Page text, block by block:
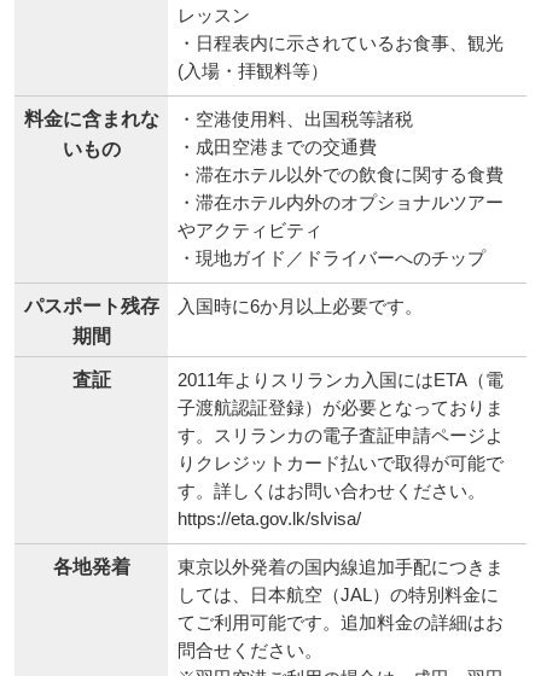
レッスン
・日程表内に示されているお食事、観光
(入場・拝観料等）
料金に含まれな
いもの
・空港使用料、出国税等諸税
・成田空港までの交通費
・滞在ホテル以外での飲食に関する食費
・滞在ホテル内外のオプショナルツアー
やアクティビティ
・現地ガイド／ドライバーへのチップ
パスポート残存
期間
入国時に6か月以上必要です。
査証
2011年よりスリランカ入国にはETA（電
子渡航認証登録）が必要となっておりま
す。スリランカの電子査証申請ページよ
りクレジットカード払いで取得が可能で
す。詳しくはお問い合わせください。
https://eta.gov.lk/slvisa/
各地発着
東京以外発着の国内線追加手配につきま
しては、日本航空（JAL）の特別料金に
てご利用可能です。追加料金の詳細はお
問合せください。